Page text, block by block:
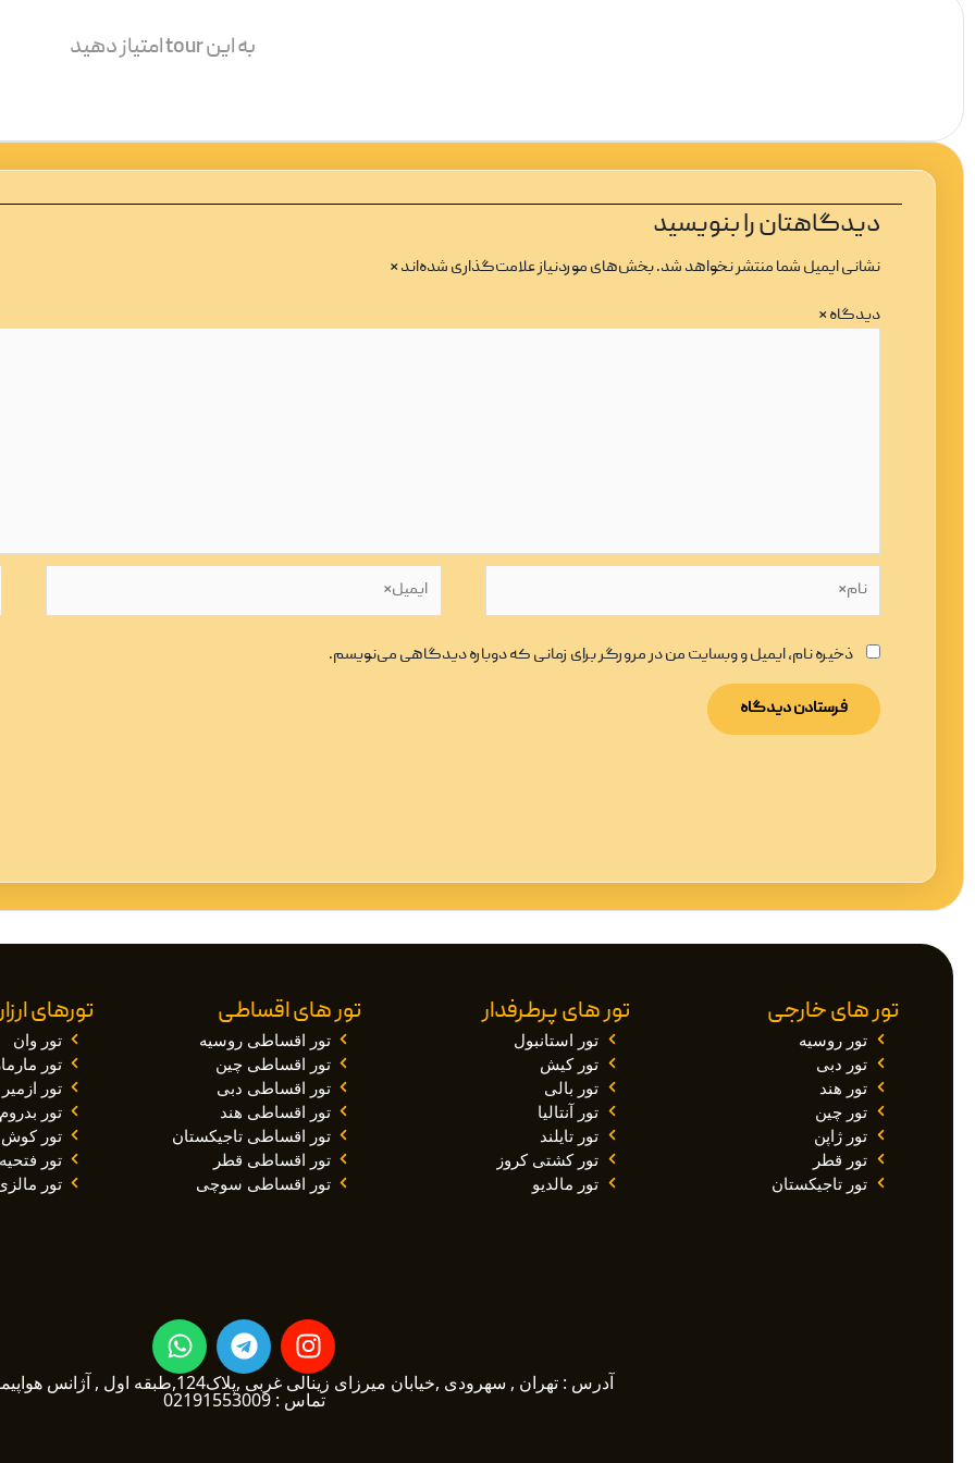
به این tour امتیاز دهید
دیدگاهتان را بنویسید
نشانی ایمیل شما منتشر نخواهد شد.بخش‌های موردنیاز علامت‌گذاری شده‌اند*
دیدگاه*
ذخیره نام، ایمیل و وبسایت من در مرورگر برای زمانی که دوباره دیدگاهی می‌نویسم.
تور های خارجی
تور روسیه
تور دبی
تور هند
تور چین
تور ژاپن
تور قطر
تور تاجیکستان
تور های پرطرفدار
تور استانبول
تور کیش
تور بالی
تور آنتالیا
تور تایلند
تور کشتی کروز
تور مالدیو
تور های اقساطی
تور اقساطی روسیه
تور اقساطی چین
تور اقساطی دبی
تور اقساطی هند
تور اقساطی تاجیکستان
تور اقساطی قطر
تور اقساطی سوچی
تورهای
تور وان
تور
تور ازمیر
تور
تور
تور
تور
I
n
s
t
T
e
l
e
W
h
a
t
آدرس : تهران , سهرودی ,خیابان میرزای زینالی غربی ,پلاک124,طبقه اول , آژانس هواپیمایی توربین تراول1
تماس : 02191553009